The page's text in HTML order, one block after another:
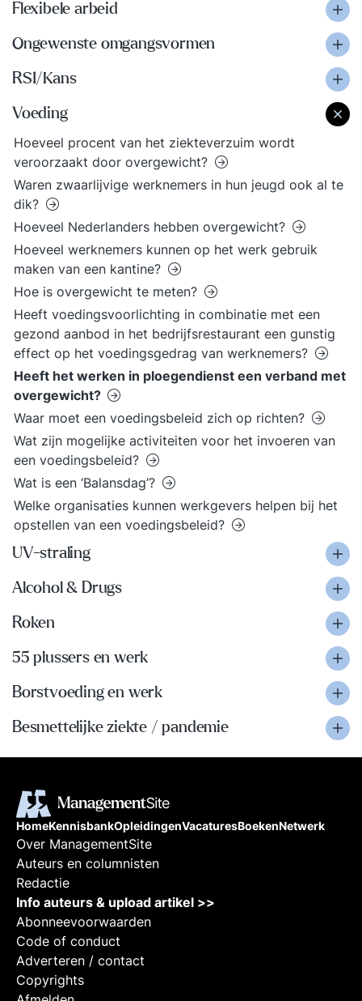
Flexibele arbeid
Ongewenste omgangsvormen
RSI/Kans
Voeding
Hoeveel procent van het ziekteverzuim wordt
veroorzaakt door overgewicht?
Waren zwaarlijvige werknemers in hun jeugd ook al te
dik?
Hoeveel Nederlanders hebben overgewicht?
Hoeveel werknemers kunnen op het werk gebruik
maken van een kantine?
Hoe is overgewicht te meten?
Heeft voedingsvoorlichting in combinatie met een
gezond aanbod in het bedrijfsrestaurant een gunstig
effect op het voedingsgedrag van werknemers?
Heeft het werken in ploegendienst een verband met
overgewicht?
Waar moet een voedingsbeleid zich op richten?
Wat zijn mogelijke activiteiten voor het invoeren van
een voedingsbeleid?
Wat is een ‘Balansdag’?
Welke organisaties kunnen werkgevers helpen bij het
opstellen van een voedingsbeleid?
UV-straling
Alcohol & Drugs
Roken
55 plussers en werk
Borstvoeding en werk
Besmettelijke ziekte / pandemie
HomeKennisbankOpleidingenVacaturesBoekenNetwerk
Over ManagementSite
Auteurs en columnisten
Redactie
Info auteurs & upload artikel >>
Abonneevoorwaarden
Code of conduct
Adverteren / contact
Copyrights